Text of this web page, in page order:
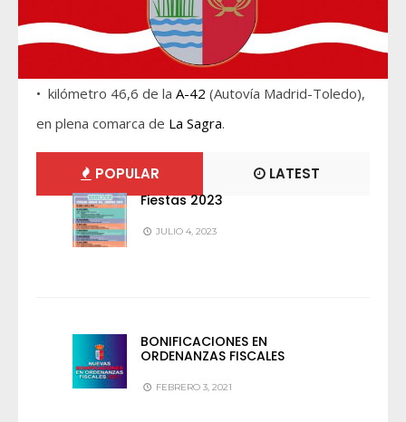
• kilómetro 46,6 de la A-42 (Autovía Madrid-Toledo),
en plena comarca de La Sagra.
POPULAR LATEST
Fiestas 2023
JULIO 4, 2023
BONIFICACIONES EN
ORDENANZAS FISCALES
FEBRERO 3, 2021